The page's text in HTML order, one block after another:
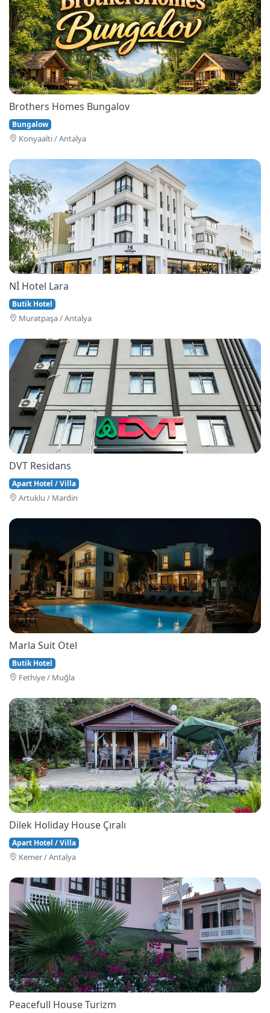
Brothers Homes Bungalov
Bungalow
Konyaalti / Antalya
Nİ Hotel Lara
Butik Hotel
Muratpaşa / Antalya
DVT Residans
Apart Hotel / Villa
Artuklu / Mardin
Marla Suit Otel
Butik Hotel
Fethi̇ye / Muğla
Dilek Holiday House Çıralı
Apart Hotel / Villa
Kemer / Antalya
Peacefull House Turizm